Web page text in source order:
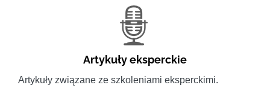
Artykuły eksperckie
Artykuły związane ze szkoleniami eksperckimi.